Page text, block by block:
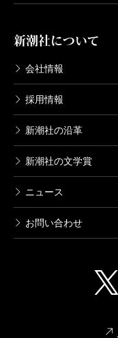
新潮社について
会社情報
採用情報
新潮社の沿革
新潮社の文学賞
ニュース
お問い合わせ